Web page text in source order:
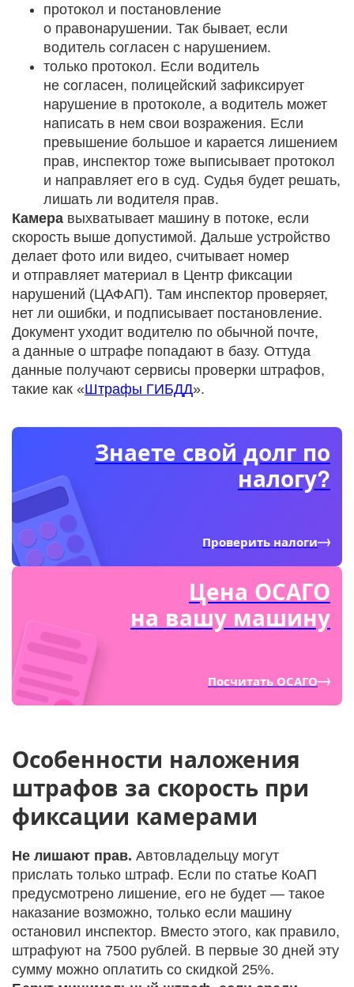
протокол и постановление
о правонарушении. Так бывает, если
водитель согласен с нарушением.
только протокол. Если водитель
не согласен, полицейский зафиксирует
нарушение в протоколе, а водитель может
написать в нем свои возражения. Если
превышение большое и карается лишением
прав, инспектор тоже выписывает протокол
и направляет его в суд. Судья будет решать,
лишать ли водителя прав.
Камера выхватывает машину в потоке, если
скорость выше допустимой. Дальше устройство
делает фото или видео, считывает номер
и отправляет материал в Центр фиксации
нарушений (ЦАФАП). Там инспектор проверяет,
нет ли ошибки, и подписывает постановление.
Документ уходит водителю по обычной почте,
а данные о штрафе попадают в базу. Оттуда
данные получают сервисы проверки штрафов,
такие как «Штрафы ГИБДД».
Знаете свой долг по
налогу?
Проверить налоги
Цена ОСАГО
на вашу машину
Посчитать ОСАГО
Особенности наложения
штрафов за скорость при
фиксации камерами
Не лишают прав. Автовладельцу могут
прислать только штраф. Если по статье КоАП
предусмотрено лишение, его не будет — такое
наказание возможно, только если машину
остановил инспектор. Вместо этого, как правило,
штрафуют на 7500 рублей. В первые 30 дней эту
сумму можно оплатить со скидкой 25%.